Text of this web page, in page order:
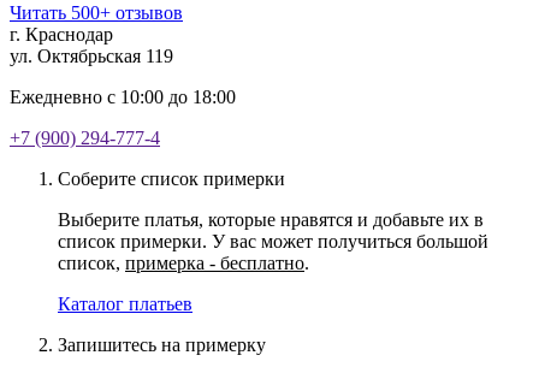
Читать 500+ отзывов
г. Краснодар
ул. Октябрьская 119
Ежедневно с 10:00 до 18:00
+7 (900) 294-777-4
Соберите список примерки
Выберите платья, которые нравятся и добавьте их в
список примерки. У вас может получиться большой
список, примерка - бесплатно.
Каталог платьев
Запишитесь на примерку